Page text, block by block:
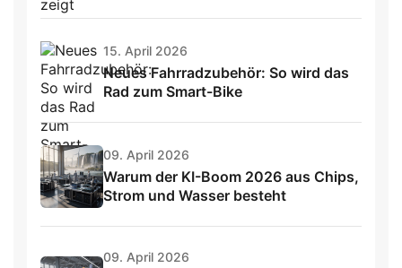
15. April 2026
Neues Fahrradzubehör: So wird das
Rad zum Smart-Bike
09. April 2026
Warum der KI-Boom 2026 aus Chips,
Strom und Wasser besteht
09. April 2026